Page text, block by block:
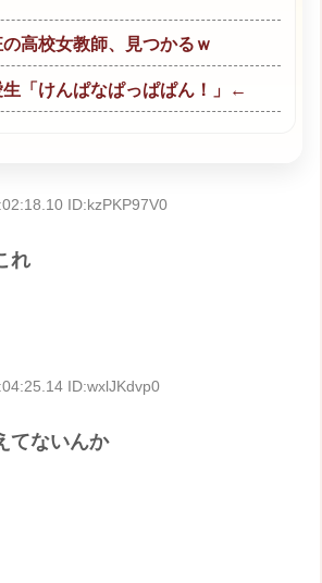
の高校女教師、見つかるｗ
生「けんぱなぱっぱぱん！」←
ID:kzPKP97V0
れ
ID:wxlJKdvp0
てないんか